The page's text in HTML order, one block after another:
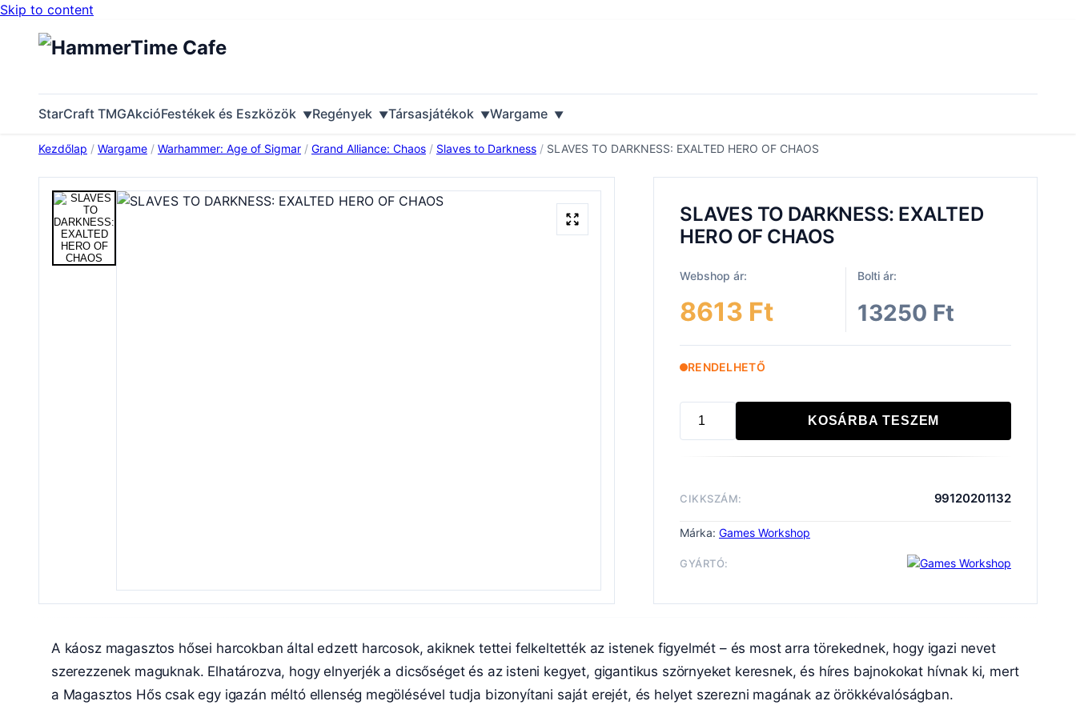
Skip to content
StarCraft TMGAkcióFestékek és Eszközök Regények Társasjátékok Wargame
Kezdőlap / Wargame / Warhammer: Age of Sigmar / Grand Alliance: Chaos / Slaves to Darkness / SLAVES TO DARKNESS: EXALTED HERO OF CHAOS
SLAVES TO DARKNESS: EXALTED
HERO OF CHAOS
Webshop ár: Bolti ár:
8613 Ft 13250 Ft
RENDELHETŐ
SLAVES
EXALTED
OF
mennyiség
KOSÁRBA TESZEM
CIKKSZÁM: 99120201132
Márka: Games Workshop
GYÁRTÓ:
Warhammer: Age of Sigmar
A káosz magasztos hősei harcokban által edzett harcosok, akiknek tettei felkeltették az istenek figyelmét – és most arra törekednek, hogy igazi nevet
szerezzenek maguknak. Elhatározva, hogy elnyerjék a dicsőséget és az isteni kegyet, gigantikus szörnyeket keresnek, és híres bajnokokat hívnak ki, mert
a Magasztos Hős csak egy igazán méltó ellenség megölésével tudja bizonyítani saját erejét, és helyet szerezni magának az örökkévalóságban.